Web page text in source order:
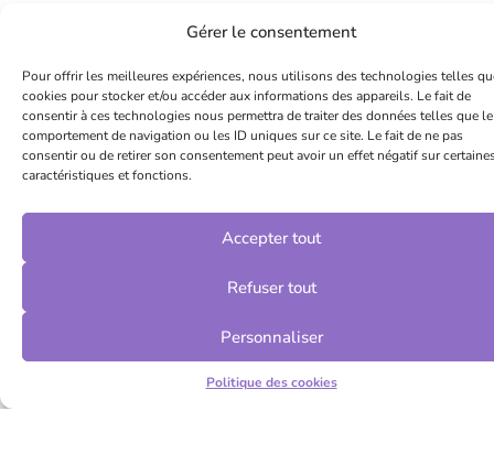
Gérer le consentement
Pour offrir les meilleures expériences, nous utilisons des technologies telles
cookies pour stocker et/ou accéder aux informations des appareils. Le fait de
consentir à ces technologies nous permettra de traiter des données telles que le
comportement de navigation ou les ID uniques sur ce site. Le fait de ne pas
consentir ou de retirer son consentement peut avoir un effet négatif sur
caractéristiques et fonctions.
Accepter tout
Refuser tout
Personnaliser
Politique des cookies